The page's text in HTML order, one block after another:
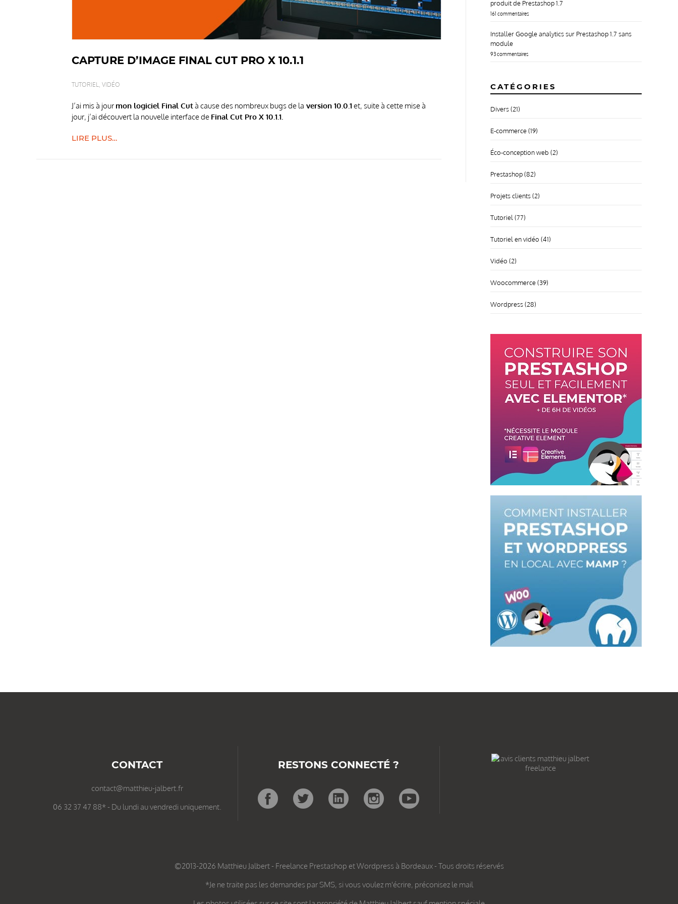
CAPTURE D’IMAGE FINAL CUT PRO X 10.1.1
TUTORIEL VIDÉO
J’ai mis à jour mon logiciel Final Cutà cause des nombreux bugs de la version 10.0.1 et, suite à cette mise à
jour, j’ai découvert la nouvelle interface de Final Cut Pro X 10.1.1.
LIRE PLUS…“CAPTURE
produit de Prestashop 1.7
161 commentaires
Installer Google analytics sur Prestashop 1.7 sans
module
93 commentaires
CATÉGORIES
Divers(21)
E-commerce(19)
Éco-conception web (2)
Prestashop(82)
Projets clients(2)
Tutoriel(77)
Tutoriel en vidéo (41)
Vidéo (2)
Woocommerce(39)
Wordpress(28)
CONTACT
contact@matthieu-jalbert.fr
06 32 37 47 88* - Du lundi au vendredi uniquement.
RESTONS CONNECTÉ ?
©2013-2026 Matthieu Jalbert - Freelance Prestashop et Wordpress à Bordeaux - Tous droits réservés
*Je ne traite pas les demandes par SMS, si vous voulez m'écrire, préconisez le mail